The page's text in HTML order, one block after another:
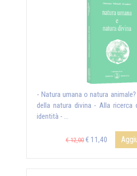
- Natura umana o natura
della natura divina - Alla ricerca
identità - ...
€ 12,00 € 11,40